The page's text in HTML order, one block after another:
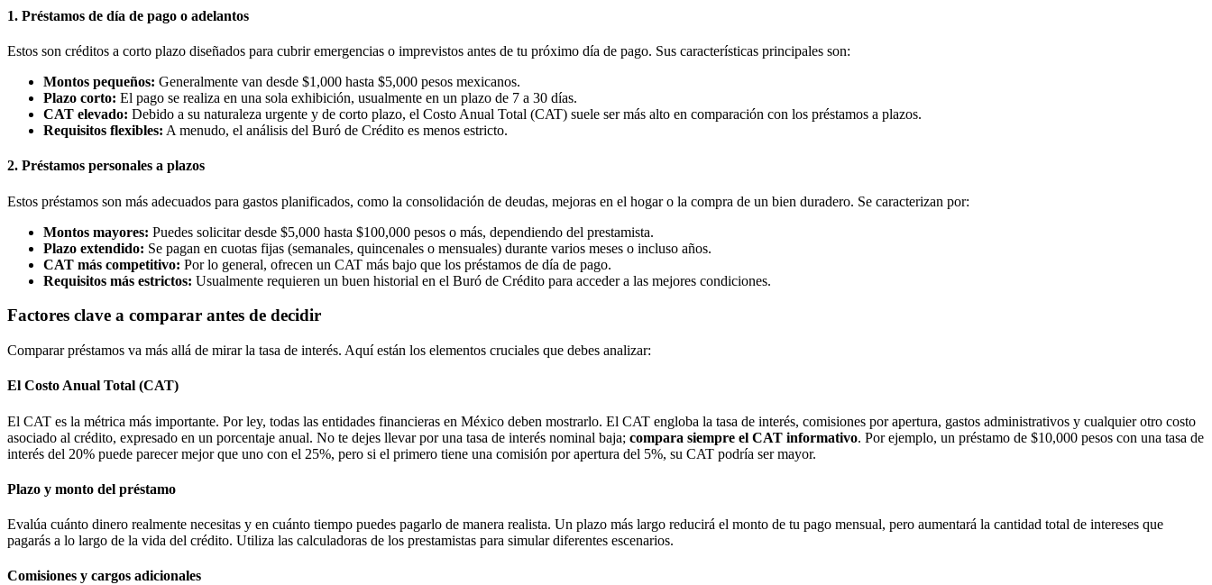
1. Préstamos de día de pago o adelantos
Estos son créditos a corto plazo diseñados para cubrir emergencias o imprevistos antes de tu próximo día de pago. Sus características principales son:
Montos pequeños: Generalmente van desde $1,000 hasta $5,000 pesos mexicanos.
Plazo corto: El pago se realiza en una sola exhibición, usualmente en un plazo de 7 a 30 días.
CAT elevado: Debido a su naturaleza urgente y de corto plazo, el Costo Anual Total (CAT) suele ser más alto en comparación con los préstamos a plazos.
Requisitos flexibles: A menudo, el análisis del Buró de Crédito es menos estricto.
2. Préstamos personales a plazos
Estos préstamos son más adecuados para gastos planificados, como la consolidación de deudas, mejoras en el hogar o la compra de un bien duradero. Se caracterizan por:
Montos mayores: Puedes solicitar desde $5,000 hasta $100,000 pesos o más, dependiendo del prestamista.
Plazo extendido: Se pagan en cuotas fijas (semanales, quincenales o mensuales) durante varios meses o incluso años.
CAT más competitivo: Por lo general, ofrecen un CAT más bajo que los préstamos de día de pago.
Requisitos más estrictos: Usualmente requieren un buen historial en el Buró de Crédito para acceder a las mejores condiciones.
Factores clave a comparar antes de decidir
Comparar préstamos va más allá de mirar la tasa de interés. Aquí están los elementos cruciales que debes analizar:
El Costo Anual Total (CAT)
El CAT es la métrica más importante. Por ley, todas las entidades financieras en México deben mostrarlo. El CAT engloba la tasa de interés, comisiones por apertura, gastos administrativos y cualquier otro costo
asociado al crédito, expresado en un porcentaje anual. No te dejes llevar por una tasa de interés nominal baja; compara siempre el CAT informativo. Por ejemplo, un préstamo de $10,000 pesos con una tasa de
interés del 20% puede parecer mejor que uno con el 25%, pero si el primero tiene una comisión por apertura del 5%, su CAT podría ser mayor.
Plazo y monto del préstamo
Evalúa cuánto dinero realmente necesitas y en cuánto tiempo puedes pagarlo de manera realista. Un plazo más largo reducirá el monto de tu pago mensual, pero aumentará la cantidad total de intereses que
pagarás a lo largo de la vida del crédito. Utiliza las calculadoras de los prestamistas para simular diferentes escenarios.
Comisiones y cargos adicionales